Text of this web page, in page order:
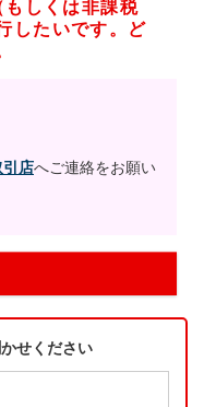
しくは非課税
したいです。ど
引店へご連絡をお願い
せください